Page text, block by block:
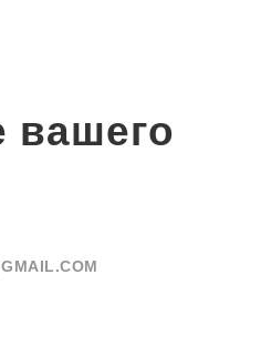
вашего